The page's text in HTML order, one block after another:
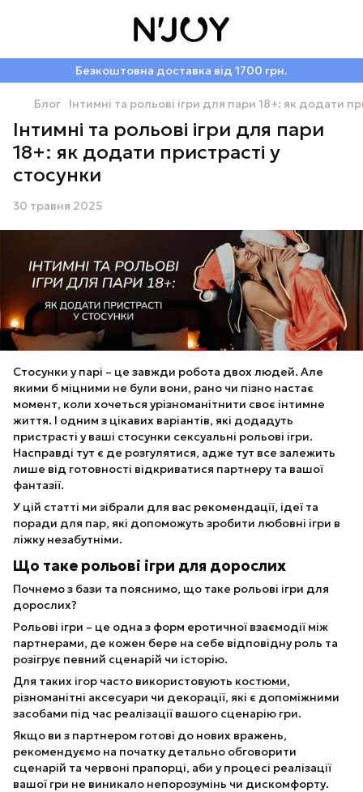
Безкоштовна доставка від 1700 грн.
Блог Інтимні та рольові ігри для пари 18+: як додати
Інтимні та рольові ігри для пари
18+: як додати пристрасті у
стосунки
30 травня 2025
Стосунки у парі – це завжди робота двох людей. Але
якими б міцними не були вони, рано чи пізно настає
момент, коли хочеться урізноманітнити своє інтимне
життя. І одним з цікавих варіантів, які додадуть
пристрасті у ваші стосунки сексуальні рольові ігри.
Насправді тут є де розгулятися, адже тут все залежить
лише від готовності відкриватися партнеру та вашої
фантазії.
У цій статті ми зібрали для вас рекомендації, ідеї та
поради для пар, які допоможуть зробити любовні ігри в
ліжку незабутніми.
Що таке рольові ігри для дорослих
Почнемо з бази та пояснимо, що таке рольові ігри для
дорослих?
Рольові ігри – це одна з форм еротичної взаємодії між
партнерами, де кожен бере на себе відповідну роль та
розігрує певний сценарій чи історію.
Для таких ігор часто використовують костюми,
різноманітні аксесуари чи декорації, які є допоміжними
засобами під час реалізації вашого сценарію гри.
Якщо ви з партнером готові до нових вражень,
рекомендуємо на початку детально обговорити
сценарій та червоні прапорці, аби у процесі реалізації
вашої гри не виникало непорозумінь чи дискомфорту.